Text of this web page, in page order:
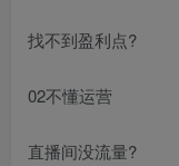
找不到盈利点?
02不懂运营
直播间没流量?